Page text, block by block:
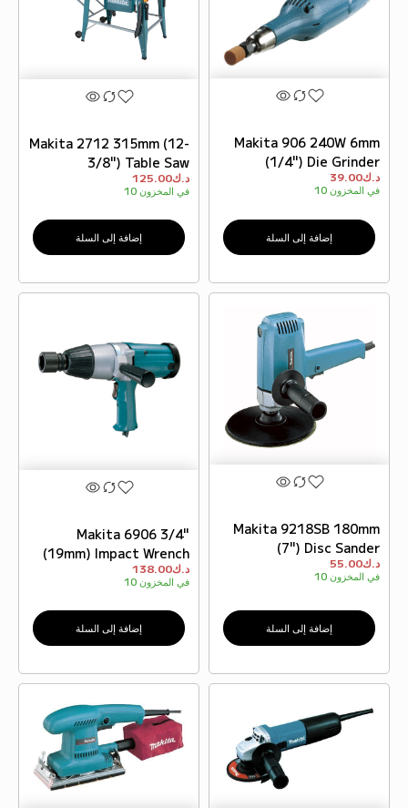
Makita 906 240W 6mm
(1/4") Die Grinder
د.ك39.00
في المخزون
إضافة إلى السلة
Makita 2712 315mm (12-
3/8") Table Saw
د.ك125.00
في المخزون
إضافة إلى السلة
Makita 9218SB 180mm
(7") Disc Sander
د.ك55.00
في المخزون
إضافة إلى السلة
Makita 6906 3/4"
(19mm) Impact Wrench
د.ك138.00
في المخزون
إضافة إلى السلة